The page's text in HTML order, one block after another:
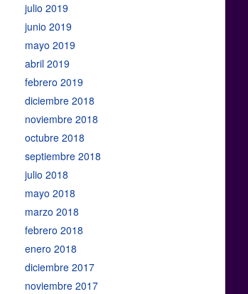
julio 2019
junio 2019
mayo 2019
abril 2019
febrero 2019
diciembre 2018
noviembre 2018
octubre 2018
septiembre 2018
julio 2018
mayo 2018
marzo 2018
febrero 2018
enero 2018
diciembre 2017
noviembre 2017